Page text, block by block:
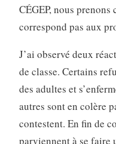
CÉGEP, nous
correspond pas aux
J’ai observé deux
de classe. Certains
des adultes et
autres sont en colère
contestent. En fin de
parviennent à se faire